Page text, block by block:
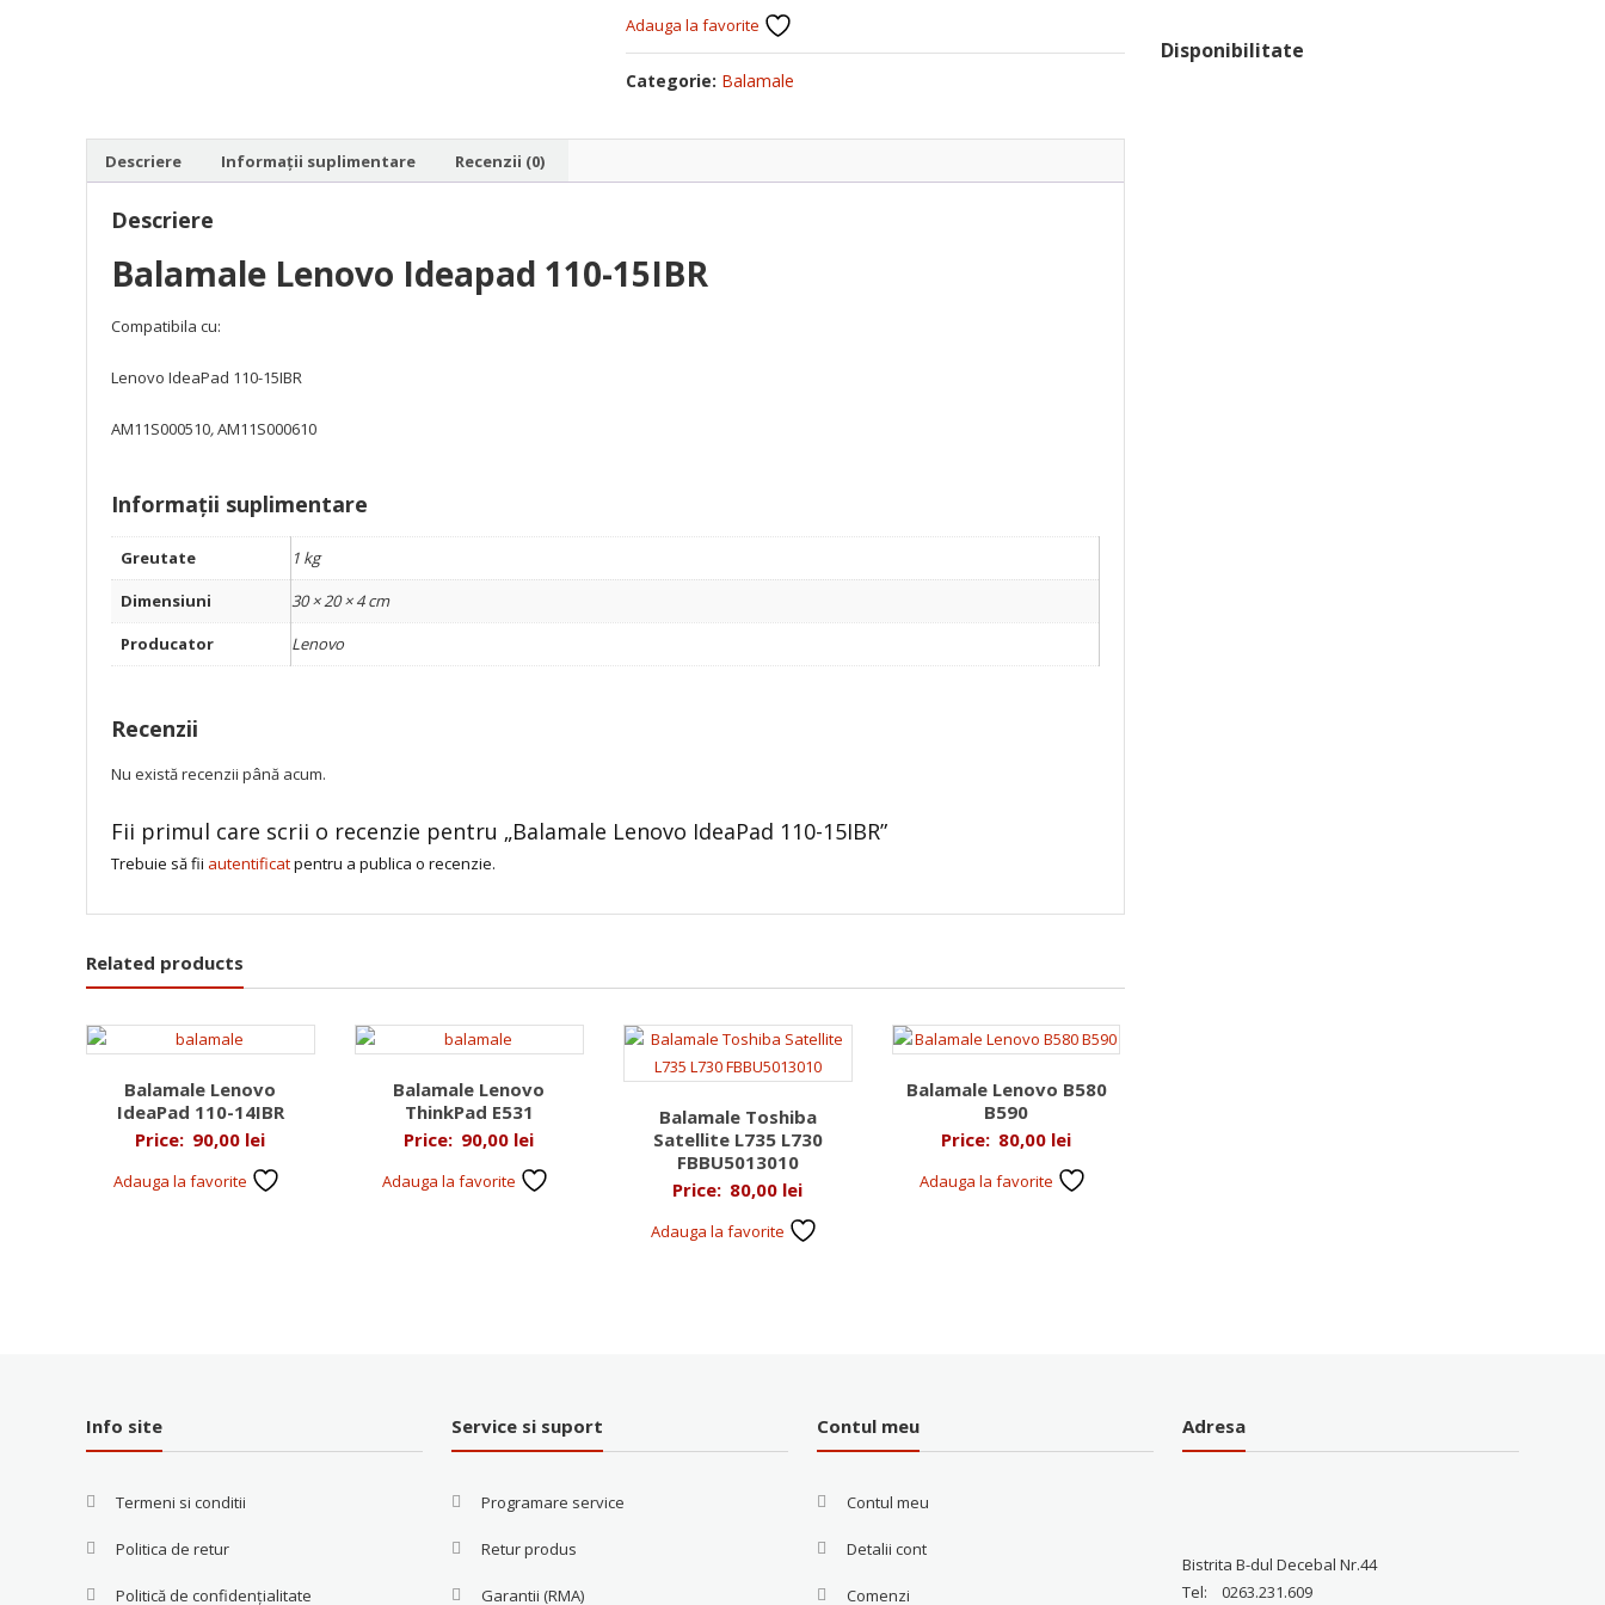
Adauga la favorite
Categorie: Balamale
Descriere Informații suplimentare Recenzii (0)
Descriere
Balamale Lenovo Ideapad 110-15IBR
Compatibila cu:
Lenovo IdeaPad 110-15IBR
AM11S000510,AM11S000610
Informații suplimentare
Greutate
1 kg
Dimensiuni
30 × 20 × 4 cm
Producator
Lenovo
Recenzii
Nu există recenzii până acum.
Fii primul care scrii o recenzie pentru „Balamale Lenovo IdeaPad 110-15IBR”
Trebuie să fii autentificatpentru a publica o recenzie.
Related products
Balamale Lenovo
IdeaPad 110-14IBR
Price: 90,00 lei
Adauga la favorite
Balamale Lenovo
ThinkPad E531
Price: 90,00 lei
Adauga la favorite
Balamale Toshiba
Satellite L735 L730
FBBU5013010
Price: 80,00 lei
Adauga la favorite
Balamale Lenovo B580
B590
Price: 80,00 lei
Adauga la favorite
Disponibilitate
Info site
Termeni si conditii
Politica de retur
Politică de confidențialitate
Service si suport
Programare service
Retur produs
Garantii (RMA)
Contul meu
Contul meu
Detalii cont
Comenzi
Adresa
Bistrita B-dul Decebal Nr.44
Tel: 0263.231.609